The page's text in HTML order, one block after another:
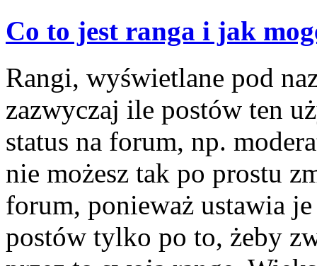
Co to jest ranga i jak
Rangi, wyświetlane pod
zazwyczaj ile postów ten
status na forum, np.
nie możesz tak po prostu
forum, ponieważ ustawia
postów tylko po to, żeby